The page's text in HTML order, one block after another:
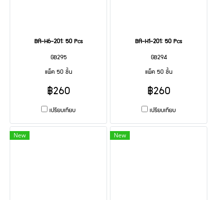
BA-H6-201: 50 Pcs
GB295
แพ็ค 50 ชิ้น
฿260
เปรียบเทียบ
BA-H1-201: 50 Pcs
GB294
แพ็ค 50 ชิ้น
฿260
เปรียบเทียบ
New New